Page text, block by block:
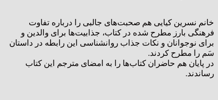
خانم نسرین کیایی هم صحبت‌های جالبی را درباره تفاوت
فرهنگی بارز مطرح شده در کتاب، جذابیت‌ها برای والدین و
برای نوجوانان و نکات جذاب روانشناسی این رابطه در داستان
سَم را مطرح کردند.
در پایان هم حاضران کتاب‌ها را به امضای مترجم این کتاب
رساندند.